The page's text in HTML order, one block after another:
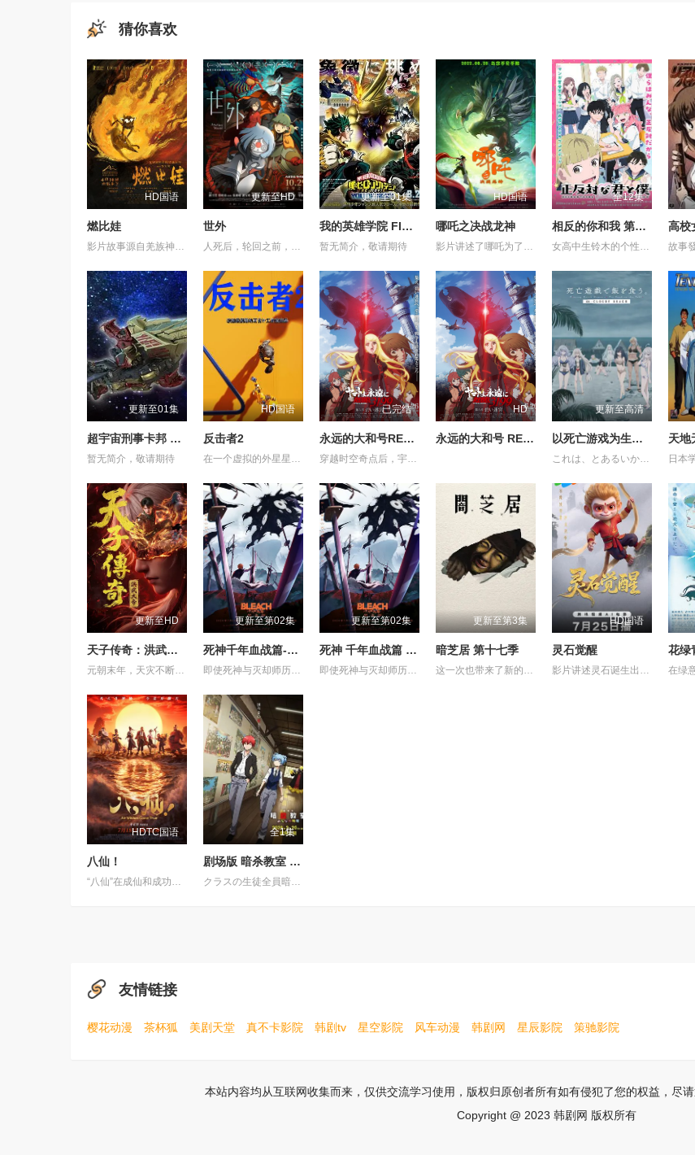
猜你喜欢
HD国语
燃比娃
影片故事源自羌族神话，讲述了一只被人类抚养长大的猴子，追寻母亲阿勿巴吉（周迅 配音）的足迹，踏上神山探寻“温暖”之谜的旅程。他在“恐惧之兽”口中夺取火种，烈焰焚身，褪去毛发，涅槃成人。
更新至HD
世外
人死后，轮回之前，亡魂会来到一处奇异之地——“世外”。灵守日复一日引领亡魂去投胎，直至一天，灵守小鬼遇上了不愿转世的小妹，让不懂人类情感的小鬼看到了不再一样的“世外”。 在带领小妹转世的路途上，小鬼揭示了她前世的遗憾，亦触发了难以逆转的诅咒——若小妹完全被忿恨支配，不论世外、人间，将与她一同灰飞烟灭…… 为了小妹，小鬼得到天女的允许，与武功高强的黑天踏上横跨千年的征途，纵然在路上危机四伏，他仍不惜多次舍身相救，只为了小妹能忘记过去的伤痛，并原谅自己，一身轻盈，走上轮回转世之路……
更新至01集
我的英雄学院 FINAL SEASON 特别篇
暂无简介，敬请期待
HD国语
哪吒之决战龙神
影片讲述了哪吒为了救出活祭的小孩，杀死龙三太子。因而惹怒了龙神，被龙神所伤，断掉一臂。最终在太乙真人的帮助下，塑莲藕手臂，提升“离火印”实力，最终击败龙神，拯救陈塘关，战胜邪恶的故事。 (电审动字[2021]第20号)
全12集
相反的你和我 第一季
女高中生铃木的个性开朗、交友甚广、擅长察言观色，是班上的中心人物之一，她喜欢的对象是坐在自己隔壁的男同学谷，而谷的个性与铃木恰恰相反，他内敛沉稳、有主见、待人一视同仁。铃木一直无法鼓起勇气告白，直到某日一个偶然机会，两人放学回家时走在同一条路上，并因此牵起了手。之后两人相互倾诉对彼此的好感，并开始交往，而同学们虽然感到讶异，但也都很支持两人的恋情。
高校
更新至01集
超宇宙刑事卡邦 无限 外传
暂无简介，敬请期待
HD国语
反击者2
已完结
永远的大和号REBEL3199第六章碧蓝迷宫
穿越时空奇点后，宇宙战舰大和号抵达了一个全新的世界。这里并非未来，而是2026年的东京。远在加米拉斯战争爆发之前。一个未受行星核弹摧残的古老地球。如果大和号在这个时代驶向加米拉斯星球，未来或许会被改变。德萨里姆试图实现的“历史篡改”——土门龙介也面临着同样的诱惑。人类被德萨里姆改造的未来，以及战争本身的历史，或许都会消失。宇宙战舰大和号——以及他们自身——也将不复存在。然而，和平将会留存。一个阻止悲剧发生的绝望愿望。在莎夏猩红双眼的注视下，大和号化作一艘漆黑的战舰。在它留下的痕迹尽头，等待着它的是什么？
HD
永远的大和号 REBEL3199 第六章 碧蓝迷宫
更新至高清
以死亡游戏为生。44:CLOUDY BEACH
これは、とあるいかれた世界の話。 プレイヤーネーム 幽鬼 職業 殺人ゲームのプロフェッショナル。 プレイヤーの生存率が極端に減少するジンクス 三十の壁 を乗り越え、 幽鬼は歩き続ける。 死が隣り合わせのゲーム。続いて挑むは絶海の孤島。 そこに集められたのは8人のプレイヤー。幽鬼が見知った熟練者も、 中にはいた。 ゲーム クラウディビーチ 。 壁を越えた先には、壁を越えた人しかいない。 彼女は今日も、死亡遊戯で飯を食う。
天地
更新至HD
天子传奇：洪武大帝
元朝末年，天灾不断，乱世动荡，汉人饱受异族压迫，天下苍生苦盼明主。上古神器天翔五灵突然现世，江湖传言 “得五灵者，得天下”。一时间，明教、白莲教等武林势力纷纷出动，争夺至宝。大元朝廷为稳固江山，派出精锐铁骑十三翼，一面残酷镇压反元义军，一面全力追查五灵下落。就在这风雨飘摇的乱世之中，一代新天子悄然崛起，一场席卷天下、改写王朝命运的夺鼎争霸，就此拉开序幕。
更新至第02集
死神千年血战篇-祸进谭-
即使死神与灭却师历经千年的血战尽头，毁灭的未来已隐约可见── 王族特务·零番队迎击企图侵入灵王宫的友哈巴赫。 然而，灭却师之王及其亲卫队击溃了零番队壮烈的卍解，最终踏入灵王大内里。 从兵主部一兵卫手中接过守护灵王重任的黑崎一护等人， 却因友哈巴赫的诡计，使一护挥剑斩向了灵王。 灵王之死──意味着三界的崩溃。 各界出现&quot;扭曲&quot;，毁灭的预兆开始笼罩世界。 护廷十三队与残存的灭却师联手，向灵王宫进发。 但灵王宫已落入&quot;看不见的帝国&quot;之手，化身为&quot;真世界城&quot;。 亲卫队在那座仿佛嘲笑着死神们、耸立于天空的城中严阵以待。 护廷十三队与亲卫队在&quot;真世界城&quot;各处展开激战。 一护理解了雨龙的真正心意，作为互相信赖的同伴，再次坚定了守护世界的决心。 已成为超越&quot;全知全能&quot;存在的友哈巴赫。 赌上三界存亡的壮烈战斗，正迈向终局。 在混沌之祸前方等待的，是绝望还是希望──
更新至第02集
死神 千年血战篇 -祸进谭-
即使死神与灭却师历经千年的血战尽头，毁灭的未来已隐约可见── 王族特务·零番队迎击企图侵入灵王宫的友哈巴赫。 然而，灭却师之王及其亲卫队击溃了零番队壮烈的卍解，最终踏入灵王大内里。 从兵主部一兵卫手中接过守护灵王重任的黑崎一护等人， 却因友哈巴赫的诡计，使一护挥剑斩向了灵王。 灵王之死──意味着三界的崩溃。 各界出现"扭曲"，毁灭的预兆开始笼罩世界。 护廷十三队与残存的灭却师联手，向灵王宫进发。 但灵王宫已落入"看不见的帝国"之手，化身为"真世界城"。 亲卫队在那座仿佛嘲笑着死神们、耸立于天空的城中严阵以待。 护廷十三队与亲卫队在"真世界城"各处展开激战。 一护理解了雨龙的真正心意，作为互相信赖的同伴，再次坚定了守护世界的决心。 已成为超越"全知全能"存在的友哈巴赫。 赌上三界存亡的壮烈战斗，正迈向终局。 在混沌之祸前方等待的，是绝望还是希望──
更新至第3集
暗芝居 第十七季
这一次也带来了新的主题与新的恐怖演出，充满了令人脊背发凉的故事。负责演唱片尾主题曲的二人歌谣组合“风轮”也会以声优的身份参加，成为本季的一大亮点。 又出现在孩子们面前的令人毛骨悚然的纸芝居艺人大叔，这次带来的令人身心冻结的恐怖纸芝居，主题是“决”。描绘着与“决”相关的奇妙都市传说，以及遭遇了谁都没有见过的怪奇现象的人们的身姿的壮烈故事被编织了出来。
HD国语
灵石觉醒
影片讲述灵石诞生出的石灵儿，被石矶娘娘收养。哪吒误伤石矶徒弟，太乙真人偏袒哪吒，锁住石矶。石灵儿为救母学艺，却卷入太白金星的阴谋。最终石灵儿自我觉醒，和族人同心协力打破天罗地网，拯救族人的英雄之旅。
花绿
HDTC国语
八仙！
“八仙”在成仙和成功之间选择了“成团”，在搞钱和搞事业之间选择了“搞事情”？！吕洞宾、钟离权带队，集结何仙姑、铁拐李、韩湘子、曹国舅、蓝采和与张果老，八个身份各异的凡人因不同机缘稀里糊涂凑在了蓬莱仙境，有人临时起意有人开团秒跟，开起道观过足了“神仙”瘾！面对蓬莱百姓主打一个“有求必应”，草台班子的外壳下却暗藏着“瞒天过海”的胆识。怎料一个惊天阴谋正悄咪咪朝他们砸过来，这场啼笑皆非的奇幻之旅，最终会走向何处呢？ 影片以家喻户晓的传统民间故事“八仙过海”为灵感进行创作。
全1集
剧场版 暗杀教室 大家的时间
クラスの生徒全員暗殺者！ ターゲットは担任の先生⁉ 暗殺学園青春エンターテインメントが劇場アニメで帰ってくる‼ 原作連載完結＆TVアニメ放送終了から10年 皆さん立派な大人になりましたね みなさん、そ。
友情链接
樱花动漫 茶杯狐 美剧天堂 真不卡影院 韩剧tv 星空影院 风车动漫 韩剧网 星辰影院 策驰影院
本站内容均从互联网收集而来，仅供交流学习使用，版权归原创者所有如有侵犯了您的权益，尽
Copyright @ 2023 韩剧网 版权所有